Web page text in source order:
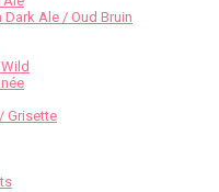
Ale / Oud Bruin
Grisette